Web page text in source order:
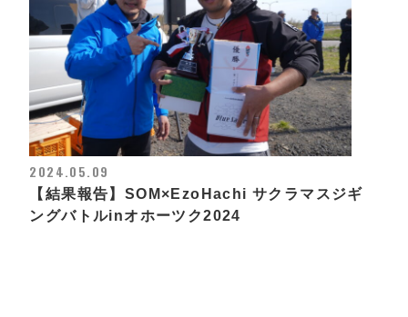
2024.05.09
【結果報告】SOM×EzoHachi サクラマスジギ
ングバトルinオホーツク2024